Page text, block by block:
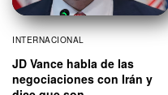
INTERNACIONAL
JD Vance habla de las
negociaciones con Irán y